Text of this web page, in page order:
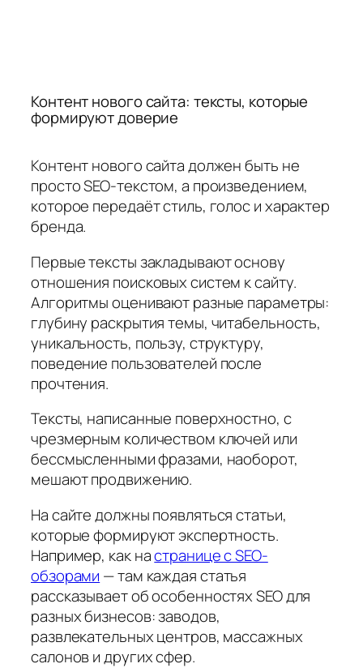
Контент нового сайта: тексты, которые
формируют доверие
Контент нового сайта должен быть не
просто SEO-текстом, а произведением,
которое передаёт стиль, голос и характер
бренда.
Первые тексты закладывают основу
отношения поисковых систем к сайту.
Алгоритмы оценивают разные параметры:
глубину раскрытия темы, читабельность,
уникальность, пользу, структуру,
поведение пользователей после
прочтения.
Тексты, написанные поверхностно, с
чрезмерным количеством ключей или
бессмысленными фразами, наоборот,
мешают продвижению.
На сайте должны появляться статьи,
которые формируют экспертность.
Например, как настранице с SEO-
обзорами — там каждая статья
рассказывает об особенностях SEO для
разных бизнесов: заводов,
развлекательных центров, массажных
салонов и других сфер.